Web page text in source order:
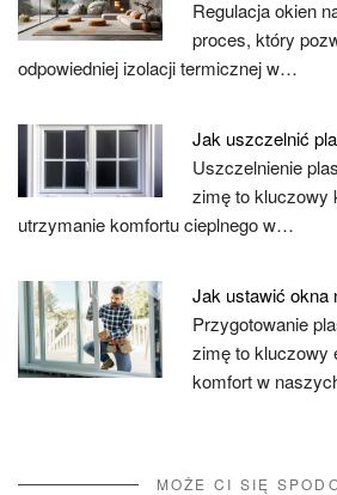
Regulacja okien
proces, który
odpowiedniej izolacji termicznej w…
Jak uszczelnić
Uszczelnienie
zimę to kluczowy
utrzymanie komfortu cieplnego w…
Jak ustawić okna
Przygotowanie
zimę to kluczowy
komfort w
MOŻE CI SIĘ